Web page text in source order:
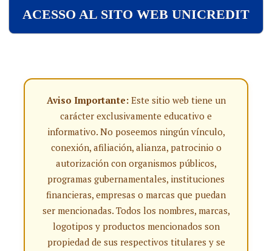
ACESSO AL SITO WEB UNICREDIT
Aviso Importante:Este sitio web tiene un
carácter exclusivamente educativo e
informativo. No poseemos ningún vínculo,
conexión, afiliación, alianza, patrocinio o
autorización con organismos públicos,
programas gubernamentales, instituciones
financieras, empresas o marcas que puedan
ser mencionadas. Todos los nombres, marcas,
logotipos y productos mencionados son
propiedad de sus respectivos titulares y se